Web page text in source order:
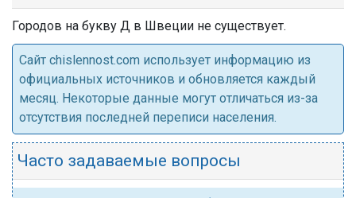
Городов на букву Д в Швеции не существует.
Cайт chislennost.com использует информацию из
официальных источников и обновляется каждый
месяц. Некоторые данные могут отличаться из-за
отсутствия последней переписи населения.
Часто задаваемые вопросы